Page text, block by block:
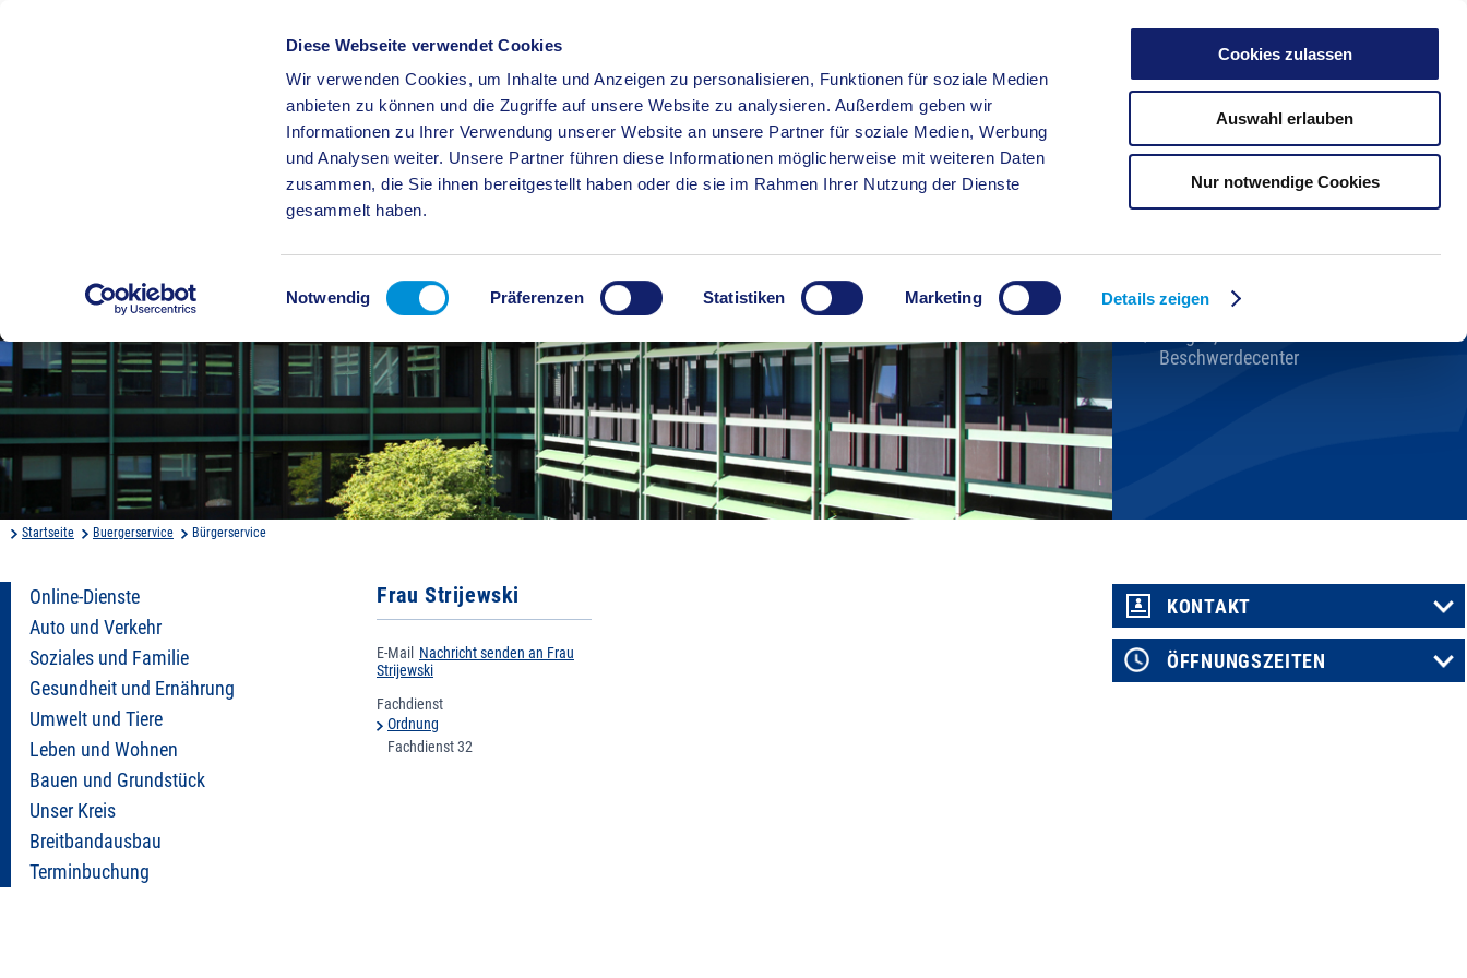
Diese Webseite verwendet Cookies
Wir verwenden Cookies, um Inhalte und Anzeigen zu personalisieren, Funktionen für soziale Medien
anbieten zu können und die Zugriffe auf unsere Website zu analysieren. Außerdem geben wir
Informationen zu Ihrer Verwendung unserer Website an unsere Partner für soziale Medien, Werbung
und Analysen weiter. Unsere Partner führen diese Informationen möglicherweise mit weiteren Daten
zusammen, die Sie ihnen bereitgestellt haben oder die sie im Rahmen Ihrer Nutzung der Dienste
gesammelt haben.
Einwilligungsauswahl
Notwendig Präferenzen Statistiken Marketing Details zeigen
Cookies zulassen
Auswahl erlauben
Nur notwendige Cookies
BÜRGERSERVICE KREISHAUS WIRTSCHAFT BILDUNG
Kreisverwaltung A-Z
Karriere beim Kreis
Beschwerdecenter
Startseite Buergerservice Bürgerservice
Online-Dienste
Auto und Verkehr
Soziales und Familie
Gesundheit und Ernährung
Umwelt und Tiere
Leben und Wohnen
Bauen und Grundstück
Unser Kreis
Breitbandausbau
Terminbuchung
Frau Strijewski
E-Mail Nachricht senden an Frau
Strijewski
Fachdienst
Ordnung
Fachdienst 32
KONTAKT
ÖFFNUNGSZEITEN